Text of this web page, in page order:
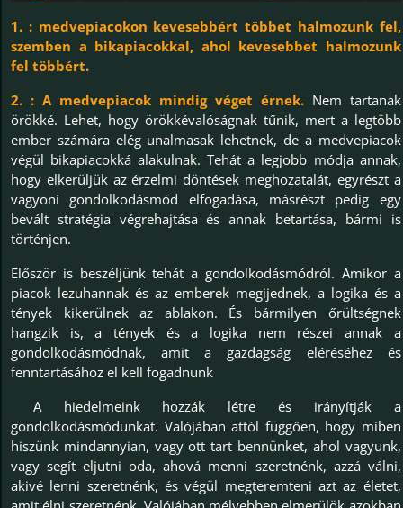
1. : medvepiacokon kevesebbért többet halmozunk fel,
szemben a bikapiacokkal, ahol kevesebbet halmozunk
fel többért.
2. : A medvepiacok mindig véget érnek.Nem tartanak
örökké. Lehet, hogy örökkévalóságnak tűnik, mert a legtöbb
ember számára elég unalmasak lehetnek, de a medvepiacok
végül bikapiacokká alakulnak. Tehát a legjobb módja annak,
hogy elkerüljük az érzelmi döntések meghozatalát, egyrészt a
vagyoni gondolkodásmód elfogadása, másrészt pedig egy
bevált stratégia végrehajtása és annak betartása, bármi is
történjen.
Először is beszéljünk tehát a gondolkodásmódról. Amikor a
piacok lezuhannak és az emberek megijednek, a logika és a
tények kikerülnek az ablakon. És bármilyen őrültségnek
hangzik is, a tények és a logika nem részei annak a
gondolkodásmódnak, amit a gazdagság eléréséhez és
fenntartásához el kell fogadnunk
A hiedelmeink hozzák létre és irányítják a
gondolkodásmódunkat. Valójában attól függően, hogy miben
hiszünk mindannyian, vagy ott tart bennünket, ahol vagyunk,
vagy segít eljutni oda, ahová menni szeretnénk, azzá válni,
akivé lenni szeretnénk, és végül megteremteni azt az életet,